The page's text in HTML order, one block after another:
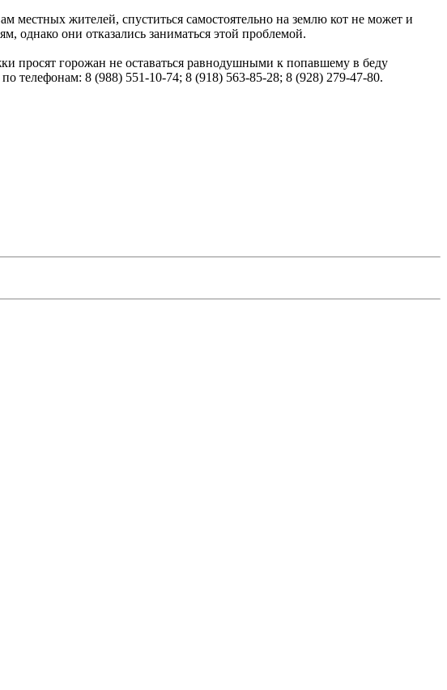
местных жителей, спуститься самостоятельно на землю кот не может и
однако они отказались заниматься этой проблемой.
просят горожан не оставаться равнодушными к попавшему в беду
телефонам: 8 (988) 551-10-74; 8 (918) 563-85-28; 8 (928) 279-47-80.